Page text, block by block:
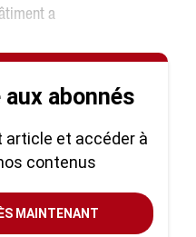
a
abonnés
article et accéder à
contenus
MAINTENANT